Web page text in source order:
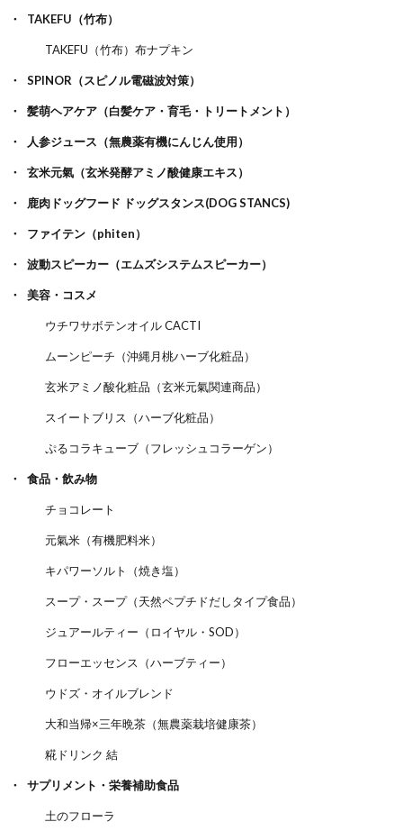
TAKEFU（竹布）
TAKEFU（竹布）布ナプキン
SPINOR（スピノル電磁波対策）
髪萌ヘアケア（白髪ケア・育毛・トリートメント）
人参ジュース（無農薬有機にんじん使用）
玄米元氣（玄米発酵アミノ酸健康エキス）
鹿肉ドッグフード ドッグスタンス(DOG STANCS)
ファイテン（phiten）
波動スピーカー（エムズシステムスピーカー）
美容・コスメ
ウチワサボテンオイル CACTI
ムーンピーチ（沖縄月桃ハーブ化粧品）
玄米アミノ酸化粧品（玄米元氣関連商品）
スイートブリス（ハーブ化粧品）
ぷるコラキューブ（フレッシュコラーゲン）
食品・飲み物
チョコレート
元氣米（有機肥料米）
キパワーソルト（焼き塩）
スープ・スープ（天然ペプチドだしタイプ食品）
ジュアールティー（ロイヤル・SOD）
フローエッセンス（ハーブティー）
ウドズ・オイルブレンド
大和当帰×三年晩茶（無農薬栽培健康茶）
糀ドリンク 結
サプリメント・栄養補助食品
土のフローラ